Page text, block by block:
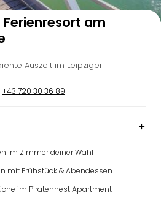
am
Auszeit im Leipziger
+43 720 30 36 89
im Zimmer deiner Wahl
mit Frühstück & Abendessen
im Piratennest Apartment